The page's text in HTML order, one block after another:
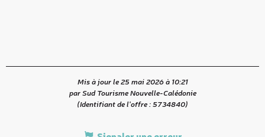
Mis à jour le 25 mai 2026 à 10:21
par Sud Tourisme Nouvelle-Calédonie
(Identifiant de l'offre :5734840)